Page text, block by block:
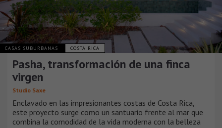
CASAS SUBURBANAS COSTA RICA
Pasha, transformación de una finca
virgen
Studio Saxe
Enclavado en las impresionantes costas de Costa Rica,
este proyecto surge como un santuario frente al mar que
combina la comodidad de la vida moderna con la belleza